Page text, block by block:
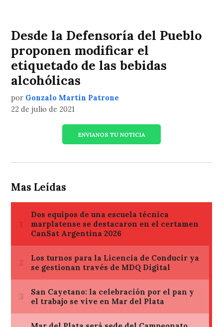
Desde la Defensoría del Pueblo
proponen modificar el
etiquetado de las bebidas
alcohólicas
por Gonzalo Martín Patrone
22 de julio de 2021
ENVIANOS TU NOTICIA
Mas Leídas